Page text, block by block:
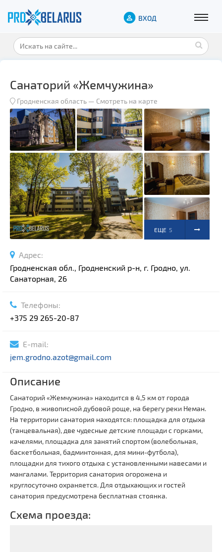
ВХОД
Санаторий «Жемчужина»
Гродненская область — Смотреть на карте
ЕЩЕ 5
Адрес:
Гродненская обл., Гродненский р-н, г. Гродно, ул.
Санаторная, 26
Телефоны:
+375 29 265-20-87
E-mail:
jem.grodno.azot@gmail.com
Описание
Санаторий «Жемчужина» находится в 4,5 км от города
Гродно, в живописной дубовой роще, на берегу реки Неман.
На территории санатория находятся: площадка для отдыха
(танцевальная), две чудесные детские площади с горками,
качелями, площадка для занятий спортом (волебольная,
баскетбольная, бадминтонная, для мини-футбола),
площадки для тихого отдыха с установленными навесами и
мангалами. Территория санатория огорожена и
круглосуточно охраняется. Для отдыхающих и гостей
санатория предусмотрена бесплатная стоянка.
Схема проезда: